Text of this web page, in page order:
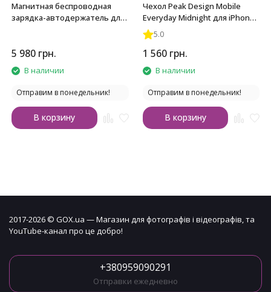
Магнитная беспроводная
зарядка-автодержатель для
5 980 грн.
В наличии
Отправим в понедельник!
В корзину
Чехол Peak Design Mobile
Everyday Midnight для iPhone
15 5.0
1 560 грн.
В наличии
Отправим в понедельник!
В корзину
2017-2026 © GOX.ua — Магазин для фотографів і відеографів, та
YouTube-канал про це добро!
+380959090291
Отправки ежедневно